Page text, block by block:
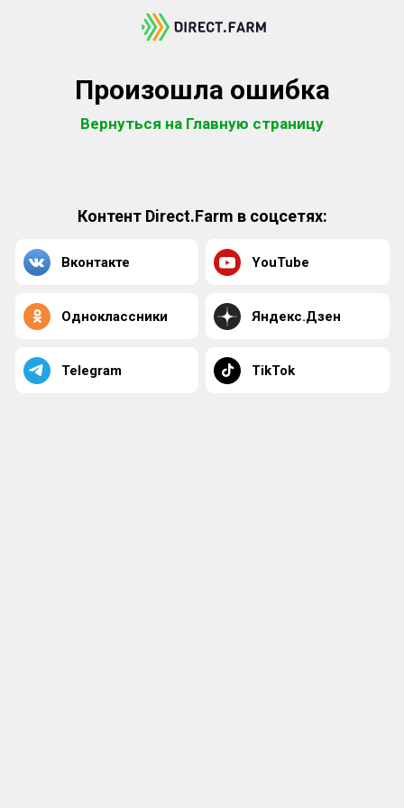
Произошла ошибка
Вернуться на Главную страницу
Контент Direct.Farm в соцсетях:
Вконтакте YouTube
Одноклассники Яндекс.Дзен
Telegram TikTok